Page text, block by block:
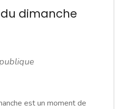
dimanche
est un moment de